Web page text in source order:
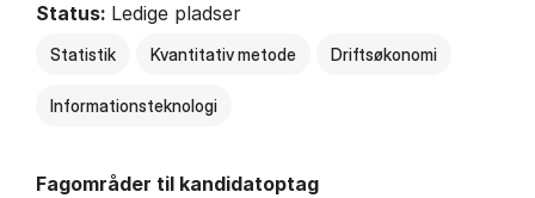
Status: Ledige pladser
Statistik Kvantitativ metode Driftsøkonomi
Informationsteknologi
Fagområder til kandidatoptag